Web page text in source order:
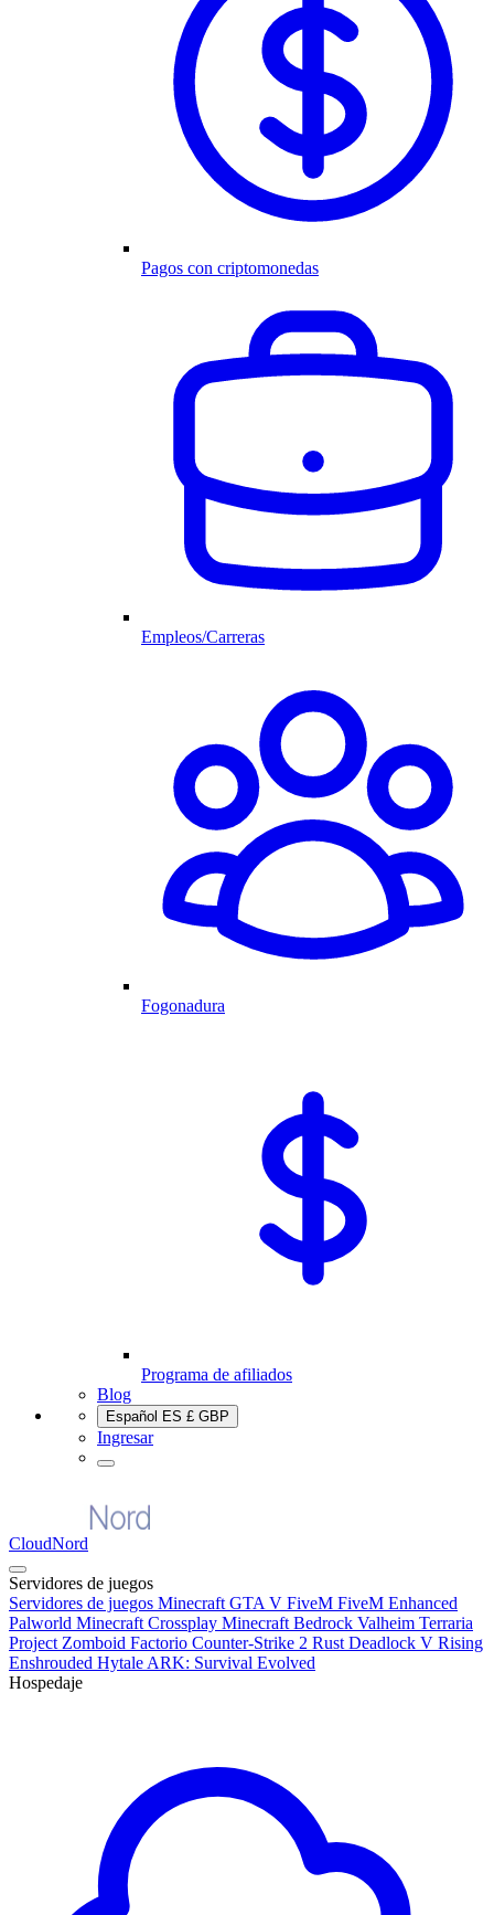
Pagos con criptomonedas
Empleos/Carreras
Fogonadura
Programa de afiliados
Blog
Español ES £ GBP
Ingresar
CloudNord
Servidores de juegos
Servidores de juegos Minecraft GTA V FiveM FiveM Enhanced
Palworld Minecraft Crossplay Minecraft Bedrock Valheim Terraria
Project Zomboid Factorio Counter-Strike 2 Rust Deadlock V Rising
Enshrouded Hytale ARK: Survival Evolved
Hospedaje